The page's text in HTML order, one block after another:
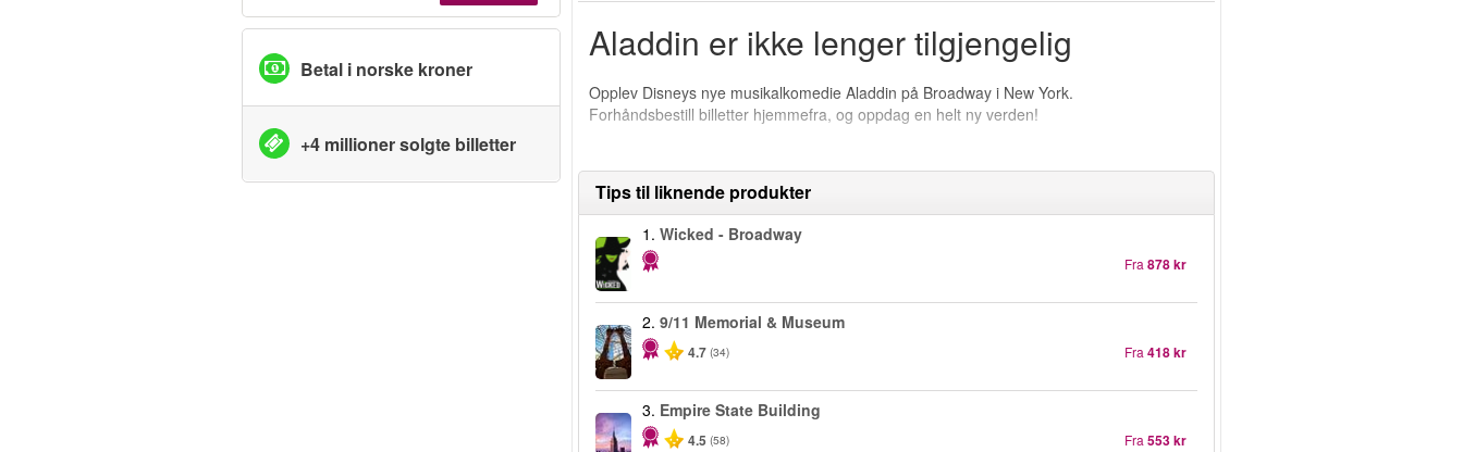
Betal i norske kroner
+4 millioner solgte billetter
Aladdin er ikke lenger tilgjengelig
Opplev Disneys nye musikalkomedie Aladdin på Broadway i New York.
Forhåndsbestill billetter hjemmefra, og oppdag en helt ny verden!
Tips til liknende produkter
1.Wicked - Broadway
Fra 878 kr
2.9/11 Memorial & Museum
4.7 (34) Fra 418 kr
3. Empire State Building
4.5 (58) Fra 553 kr